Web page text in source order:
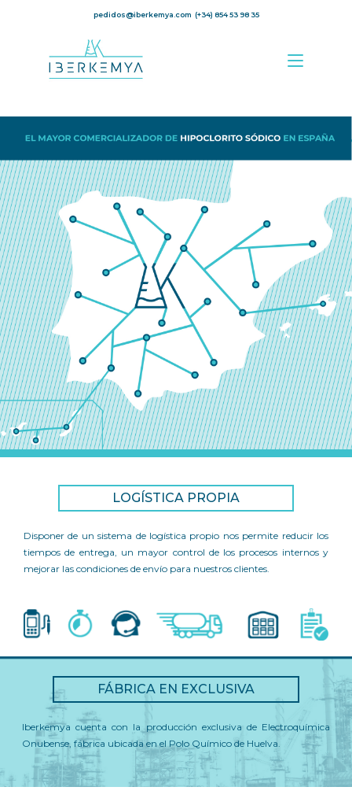
pedidos@iberkemya.com (+34) 854 53 98 35
LOGÍSTICA PROPIA
Disponer de un sistema de logística propio nos permite reducir los
tiempos de entrega, un mayor control de los procesos internos y
mejorar las condiciones de envío para nuestros clientes.
FÁBRICA EN EXCLUSIVA
Iberkemya cuenta con la producción exclusiva de Electroquímica
Onubense, fábrica ubicada en el Polo Químico de Huelva.